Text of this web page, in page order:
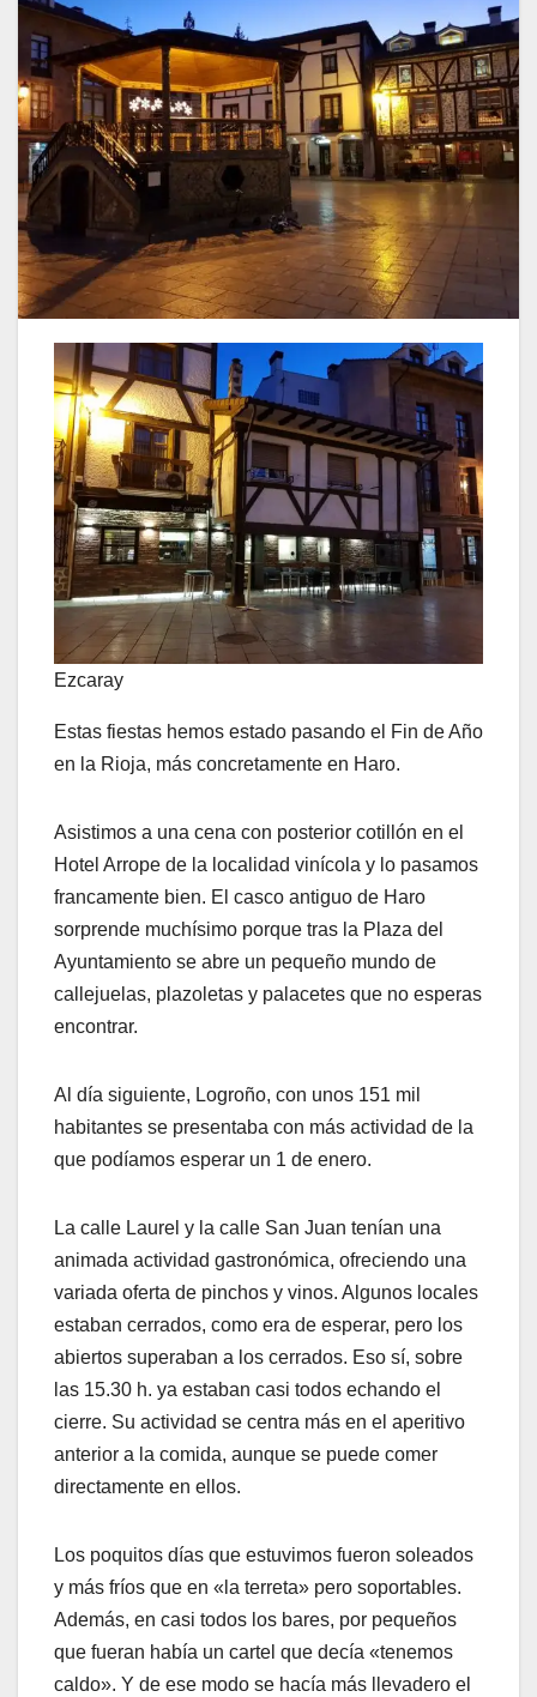
Ezcaray
Estas fiestas hemos estado pasando el Fin de Año
en la Rioja, más concretamente en Haro.
Asistimos a una cena con posterior cotillón en el
Hotel Arrope de la localidad vinícola y lo pasamos
francamente bien. El casco antiguo de Haro
sorprende muchísimo porque tras la Plaza del
Ayuntamiento se abre un pequeño mundo de
callejuelas, plazoletas y palacetes que no esperas
encontrar.
Al día siguiente, Logroño, con unos 151 mil
habitantes se presentaba con más actividad de la
que podíamos esperar un 1 de enero.
La calle Laurel y la calle San Juan tenían una
animada actividad gastronómica, ofreciendo una
variada oferta de pinchos y vinos. Algunos locales
estaban cerrados, como era de esperar, pero los
abiertos superaban a los cerrados. Eso sí, sobre
las 15.30 h. ya estaban casi todos echando el
cierre. Su actividad se centra más en el aperitivo
anterior a la comida, aunque se puede comer
directamente en ellos.
Los poquitos días que estuvimos fueron soleados
y más fríos que en «la terreta» pero soportables.
Además, en casi todos los bares, por pequeños
que fueran había un cartel que decía «tenemos
caldo». Y de ese modo se hacía más llevadero el